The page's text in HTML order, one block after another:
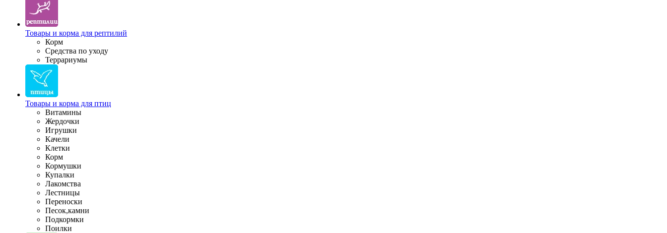
Товары и корма для рептилий
Корм
Средства по уходу
Террариумы
Товары и корма для птиц
Витамины
Жердочки
Игрушки
Качели
Клетки
Корм
Кормушки
Купалки
Лакомства
Лестницы
Переноски
Песок,камни
Подкормки
Поилки